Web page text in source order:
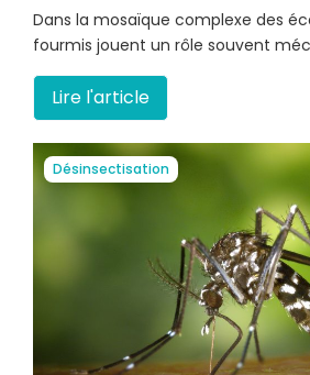
Dans la mosaïque complexe des
fourmis jouent un rôle souvent
Lire l'article
Désinsectisation